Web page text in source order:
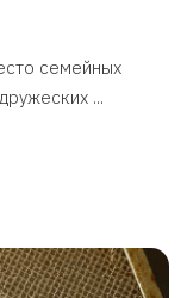
семейных
...